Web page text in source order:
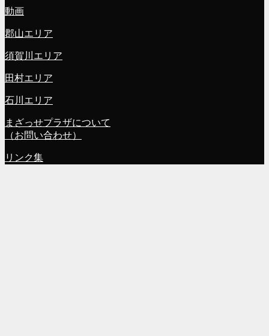
動画
郡山エリア
須賀川エリア
田村エリア
石川エリア
まざっせプラザについて
（お問い合わせ）
リンク集